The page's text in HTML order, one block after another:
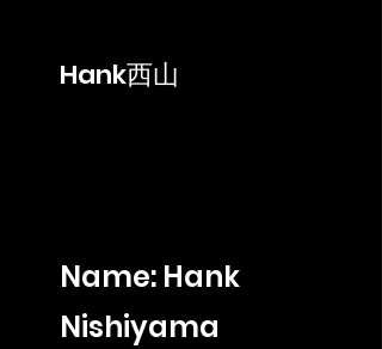
Hank西山
Name: Hank
Nishiyama